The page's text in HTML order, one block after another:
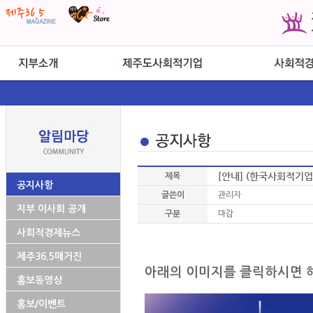
공지사항
지부 이사회 공개
사회적경제뉴스
제주36.5매거진
홍보동영상
홍보/이벤트
제목 [안내] (한국사회적기
글쓴이 관리자
구분 마감
아래의 이미지를 클릭하시면